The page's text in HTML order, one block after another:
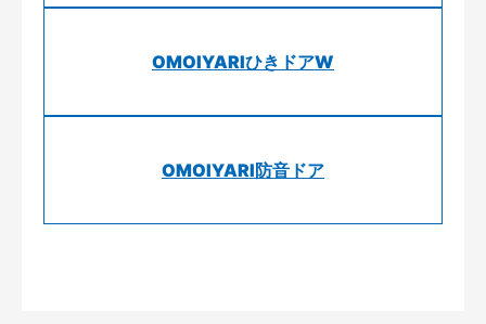
OMOIYARIひきドアW
OMOIYARI防音ドア